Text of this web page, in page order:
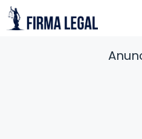
Saltar
al